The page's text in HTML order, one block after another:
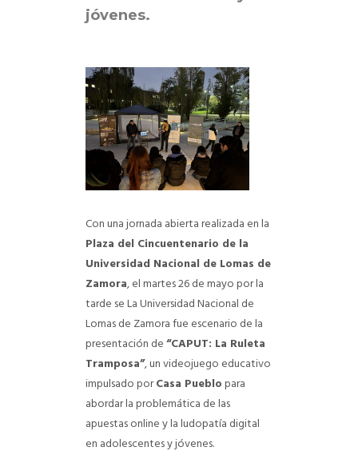
jóvenes.
Con una jornada abierta realizada en la
Plaza del Cincuentenario de la
Universidad Nacional de Lomas de
Zamora, el martes 26 de mayo por la
tarde se La Universidad Nacional de
Lomas de Zamora fue escenario de la
presentación de“CAPUT: La Ruleta
Tramposa”, un videojuego educativo
impulsado porCasa Pueblopara
abordar la problemática de las
apuestas online y la ludopatía digital
en adolescentes y jóvenes.